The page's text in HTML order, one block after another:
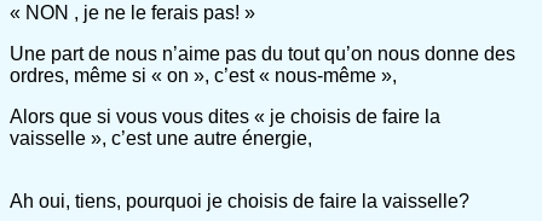
« NON , je ne le ferais pas! »
Une part de nous n’aime pas du tout qu’on nous donne des
ordres, même si « on », c’est « nous-même »,
Alors que si vous vous dites « je choisis de faire la
vaisselle », c’est une autre énergie,
Ah oui, tiens, pourquoi je choisis de faire la vaisselle?